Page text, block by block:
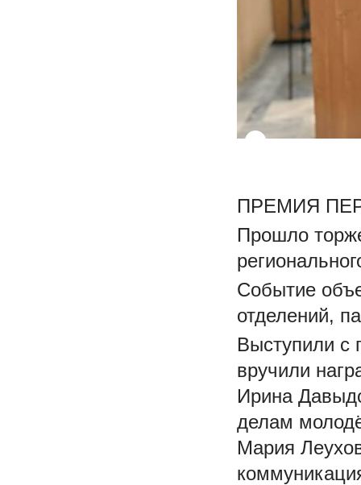
ПРЕМИЯ
Прошло
Событие
отделений,
Выступили с
вручили
Ирина
делам
Мария